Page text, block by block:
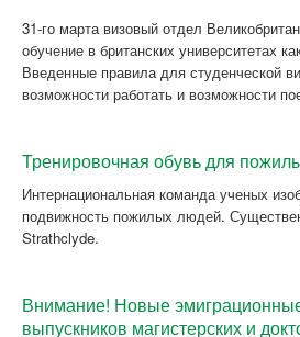
31-го марта визовый отдел
обучение в британских университетах
Введенные правила для студенческой
возможности работать и возможности
Тренировочная обувь для
Интернациональная команда ученых
подвижность пожилых людей.
Strathclyde.
Внимание! Новые
выпускников магистерских и